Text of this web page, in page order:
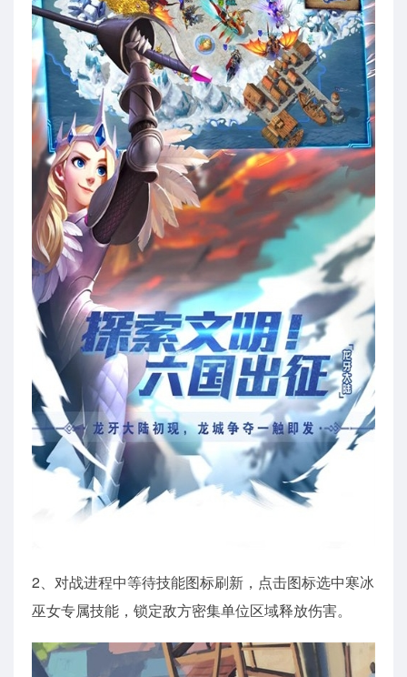
2、对战进程中等待技能图标刷新，点击图标选中寒冰
巫女专属技能，锁定敌方密集单位区域释放伤害。